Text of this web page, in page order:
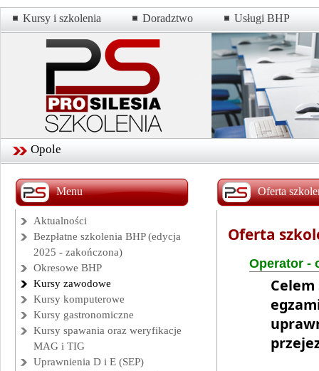
Kursy i szkolenia Doradztwo Usługi BHP
Opole
Oferta
Oferta
Operator -
Menu
Aktualności
Bezpłatne szkolenia BHP (edycja
2025 - zakończona)
Okresowe BHP
Kursy zawodowe
Kursy komputerowe
Kursy gastronomiczne
Kursy spawania oraz weryfikacje
MAG i TIG
Uprawnienia D i E (SEP)